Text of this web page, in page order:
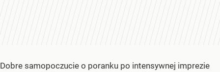
Dobre samopoczucie o poranku po intensywnej imprezie